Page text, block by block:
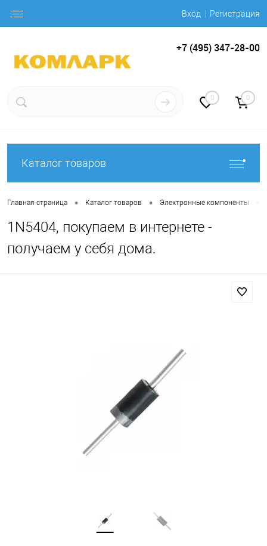
Вход Регистрация
+7 (495) 347-28-00
0 0
Каталог товаров
Главная страница • Каталог товаров • Электронные компоненты
1N5404, покупаем в интернете -
получаем у себя дома.